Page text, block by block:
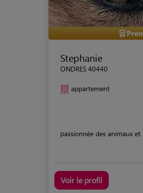
Stephanie
ONDRES 40440
appartement
passionnée des animaux
Voir le profil